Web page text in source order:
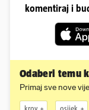
komentiraj i
Odaberi temu
Primaj sve nove